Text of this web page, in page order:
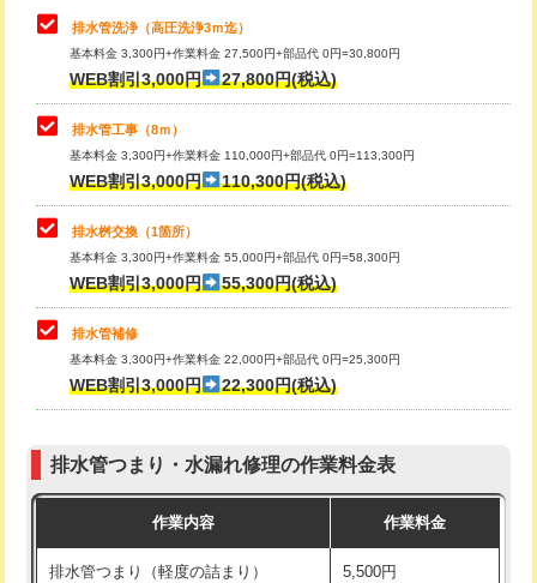
排水管工事（追加 排水管工事/3ｍ超
え）
マス交換（土の掘削・埋め戻し作業）
マス交換（深さ50㎝未満）
マス交換（深さ50㎝以上） 66,000円
コンクリート斫り（厚さ10㎝まで）
コンクリート斫り（厚さ10㎝超え）
モルタル補修（厚さ10㎝まで）
モルタル補修（厚さ10㎝超え）
追加人工 16,500円
現場見積
理・調整・分解・加工など（中作業）
止水・漏水調査・防水処理・清掃・修
理・調整・分解・加工など（重作業）
33,000円
その他部品の脱着
交換・取付（タンク） 22,000円+材料費
交換・取付(単水栓（壁付・デッキ
式）)
交換・取付(混合水栓（壁付・デッキ
式・ワンホール）)
16,500円+材料費
交換・取付(排水栓・排水トラップ
交換・取付（その他部品） 11,000円+材料費
持込商品取付（単水栓） 13,200円
持込商品取付（混合水栓） 16,500円
排水管洗浄（高圧洗浄3ｍ迄）
基本料金 3,300円+作業料金 27,500円+部品代 0円=30,800円
WEB割引3,000円 27,800円(税込)
排水管工事（8ｍ）
基本料金 3,300円+作業料金 110,000円+部品代 0円=113,300円
WEB割引3,000円 110,300円(税込)
排水桝交換（1箇所）
基本料金 3,300円+作業料金 55,000円+部品代 0円=58,300円
WEB割引3,000円 55,300円(税込)
排水管補修
基本料金 3,300円+作業料金 22,000円+部品代 0円=25,300円
WEB割引3,000円 22,300円(税込)
排水管つまり・水漏れ修理の作業料金表
作業内容 作業料金
排水管つまり（軽度の詰まり） 5,500円